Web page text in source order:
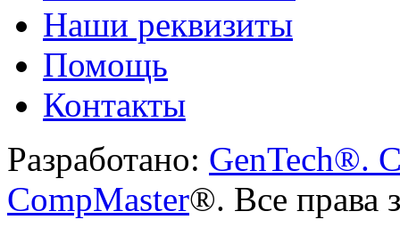
Наши реквизиты
Помощь
Контакты
Разработано: GenTech®.
CompMaster®. Все права